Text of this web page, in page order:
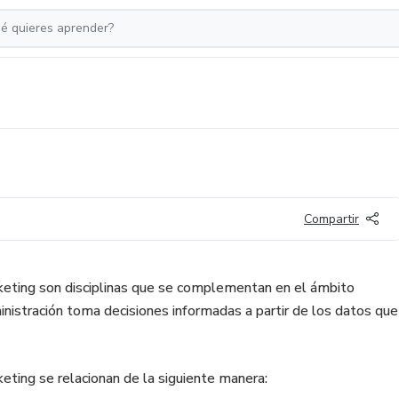
Compartir
son disciplinas que se complementan en el ámbito
toma decisiones informadas a partir de los datos que
se relacionan de la siguiente manera: